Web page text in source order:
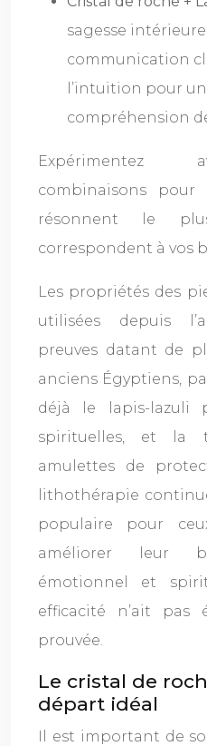
sagesse
communication
l’intuition pour
compréhension
Expérimentez
combinaisons pour
résonnent le
correspondent à vos
Les propriétés des
utilisées depuis
preuves datant de
anciens Égyptiens,
déjà le lapis-lazuli
spirituelles, et la
amulettes de
lithothérapie
populaire pour
améliorer leur
émotionnel et
efficacité n’ait pas
prouvée.
Le cristal de
départ idéal
Il est important de